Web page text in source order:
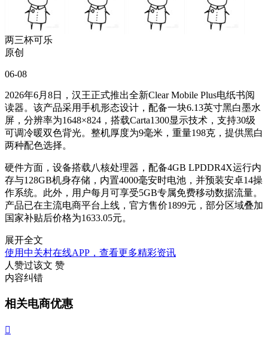
两三杯可乐
原创
06-08
2026年6月8日，汉王正式推出全新Clear Mobile Plus电纸书阅
读器。该产品采用手机形态设计，配备一块6.13英寸黑白墨水
屏，分辨率为1648×824，搭载Carta1300显示技术，支持30级
可调冷暖双色背光。整机厚度为9毫米，重量198克，提供黑白
两种配色选择。
硬件方面，设备搭载八核处理器，配备4GB LPDDR4X运行内
存与128GB机身存储，内置4000毫安时电池，并预装安卓14操
作系统。此外，用户每月可享受5GB专属免费移动数据流量。
产品已在主流电商平台上线，官方售价1899元，部分区域叠加
国家补贴后价格为1633.05元。
展开全文
使用中关村在线APP，查看更多精彩资讯
人赞过该文 赞
内容纠错
相关电商优惠
